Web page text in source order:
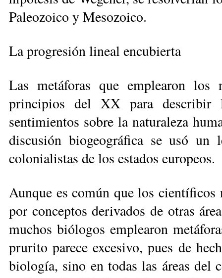
Paleozoico y Me­so­zoico.
La progresión lineal encubierta
Las metáforas que emplearon
principios del XX para
sentimientos sobre la naturaleza
discusión bio­geográfica se usó un
colonialistas de los estados europeos.
Aunque es común que los
por conceptos derivados de otras
muchos biólogos emplea­ron
prurito parece excesivo, pues de
biología, sino en todas las áreas del